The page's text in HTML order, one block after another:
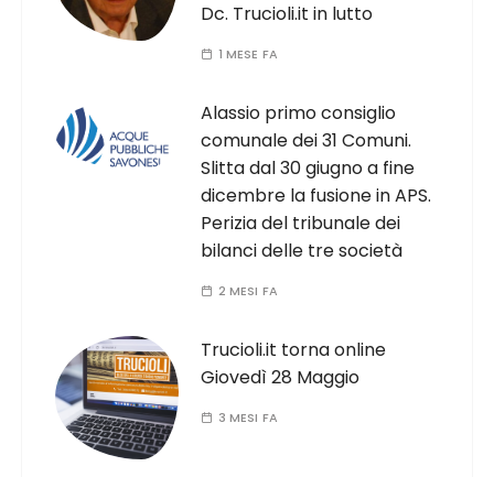
Dc. Trucioli.it in lutto
1 MESE FA
Alassio primo consiglio
comunale dei 31 Comuni.
Slitta dal 30 giugno a fine
dicembre la fusione in APS.
Perizia del tribunale dei
bilanci delle tre società
2 MESI FA
Trucioli.it torna online
Giovedì 28 Maggio
3 MESI FA